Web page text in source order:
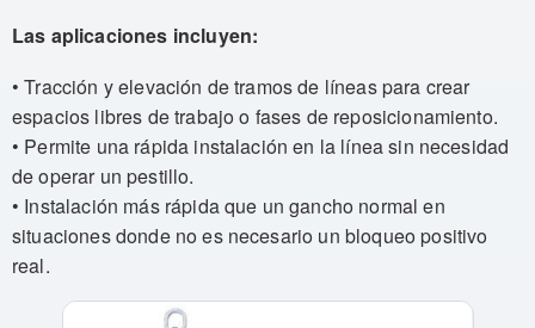
Las aplicaciones incluyen:
• Tracción y elevación de tramos de líneas para crear
espacios libres de trabajo o fases de reposicionamiento.
• Permite una rápida instalación en la línea sin necesidad
de operar un pestillo.
• Instalación más rápida que un gancho normal en
situaciones donde no es necesario un bloqueo positivo
real.